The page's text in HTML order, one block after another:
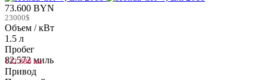
73.600 BYN
23000$
Объем / кВт
1.5 л
Пробег
82.572 миль
132.886 км
Привод